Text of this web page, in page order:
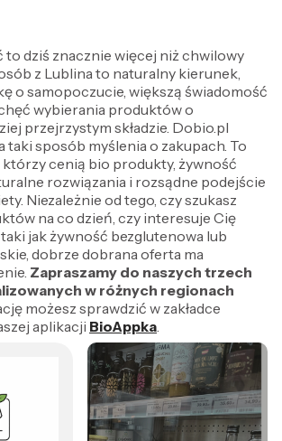
to dziś znacznie więcej niż chwilowy
z Lublina to naturalny kierunek,
o samopoczucie, większą świadomość
wybierania produktów o
przejrzystym składzie. Dobio.pl
taki sposób myślenia o zakupach. To
którzy cenią bio produkty, żywność
rozwiązania i rozsądne podejście
Niezależnie od tego, czy szukasz
na co dzień, czy interesuje Cię
jak żywność bezglutenowa lub
dobrze dobrana oferta ma
Zapraszamy do naszych trzech
w różnych regionach
możesz sprawdzić w zakładce
aplikacji BioAppka.